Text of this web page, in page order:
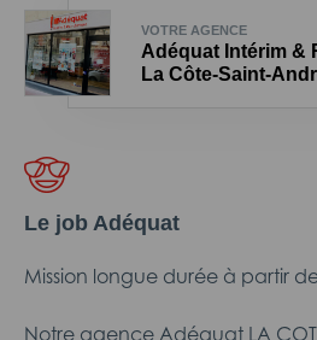
VOTRE AGENCE
Adéquat Intérim &
La Côte-Saint-
Le job Adéquat
Mission longue durée à partir
Notre agence Adéquat LA